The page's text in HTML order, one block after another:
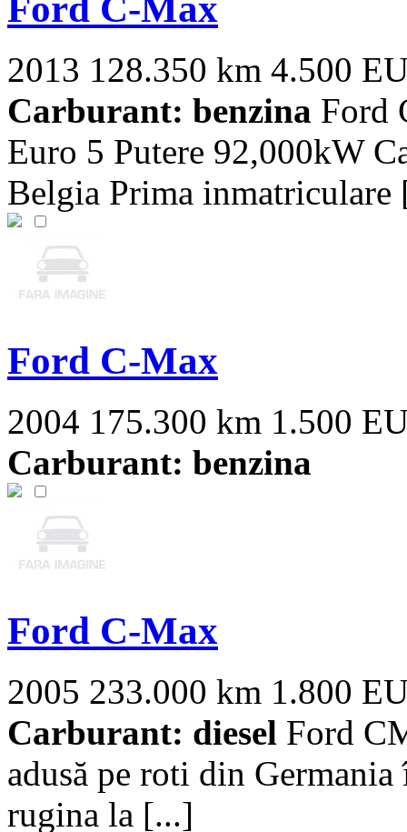
Ford C-Max
2013 128.350 km 4.500
Carburant: benzina Ford
Euro 5 Putere 92,000kW
Belgia Prima inmatriculare
Ford C-Max
2004 175.300 km 1.500
Carburant: benzina
Ford C-Max
2005 233.000 km 1.800
Carburant: diesel Ford
adusă pe roti din
rugina la [...]